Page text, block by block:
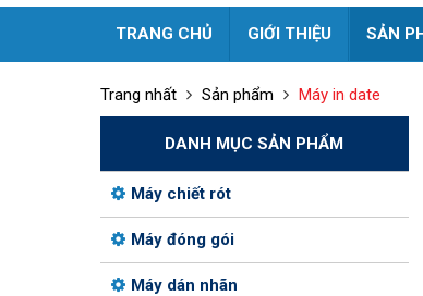
TRANG CHỦ GIỚI THIỆU SẢN
Trang nhất Sản phẩm Máy in date
DANH MỤC SẢN PHẨM
Máy chiết rót
Máy đóng gói
Máy dán nhãn